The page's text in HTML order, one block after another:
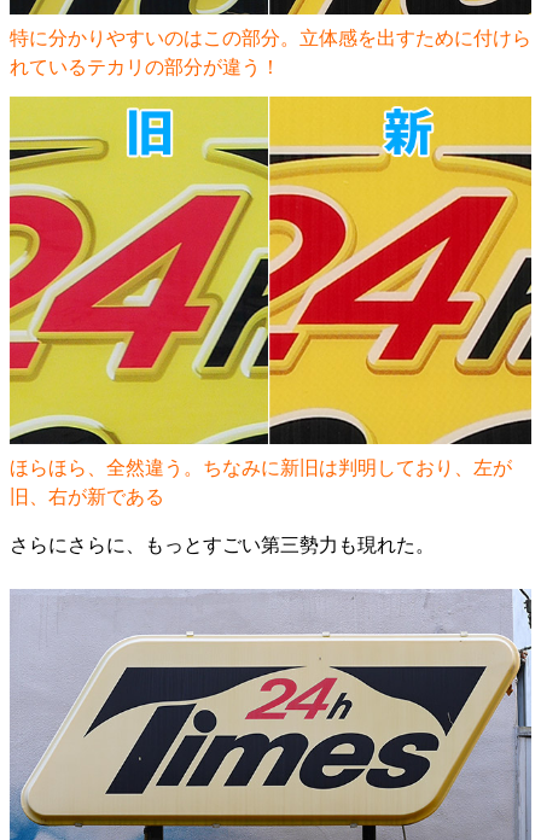
特に分かりやすいのはこの部分。立体感を出すために付けら
れているテカリの部分が違う！
ほらほら、全然違う。ちなみに新旧は判明しており、左が
旧、右が新である
さらにさらに、もっとすごい第三勢力も現れた。